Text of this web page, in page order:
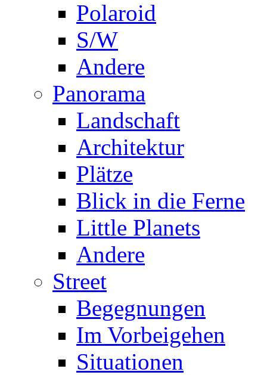
Polaroid
S/W
Andere
Panorama
Landschaft
Architektur
Plätze
Blick in die Ferne
Little Planets
Andere
Street
Begegnungen
Im Vorbeigehen
Situationen